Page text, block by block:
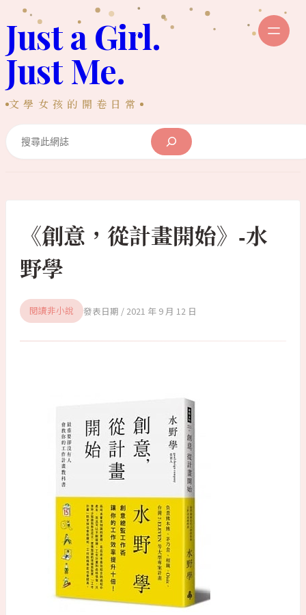
至
主
內
容
Just a Girl.
Just Me.
文學女孩的開卷日常
《創意，從計畫開始》-水
野學
閱讀非小說 2021 年 9 月 12 日